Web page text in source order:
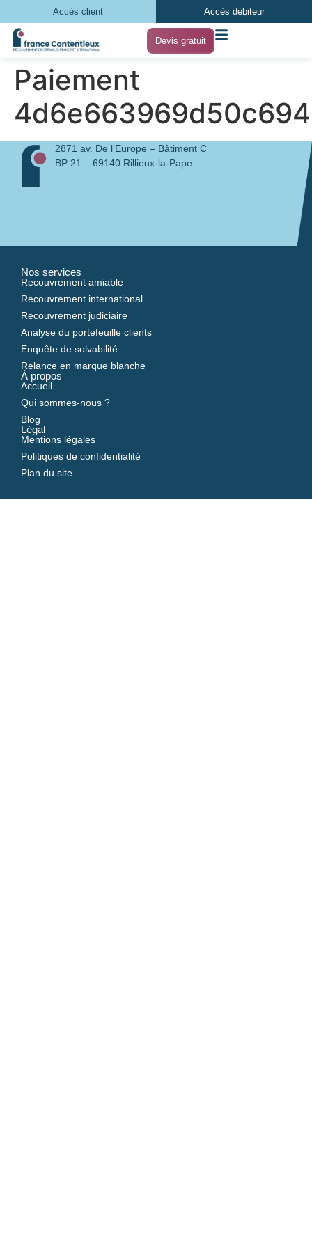
Accès client Accès débiteur
Devis gratuit
Paiement
2871 av. De l’Europe – Bâtiment C
BP 21 – 69140 Rillieux-la-Pape
Nos services
Recouvrement amiable
Recouvrement international
Recouvrement judiciaire
Analyse du portefeuille clients
Enquête de solvabilité
Relance en marque blanche
À propos
Accueil
Qui sommes-nous ?
Blog
Légal
Mentions légales
Politiques de confidentialité
Plan du site